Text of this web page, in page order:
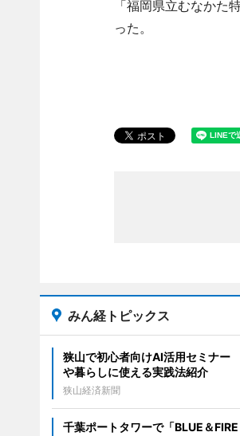
「福岡県立むなかた
った。
みん経トピックス
狭山で初心者向けAI活用セミナー
や暮らしに使える実践法紹介
狭山経済新聞
千葉ポートタワーで「BLUE＆FIRE